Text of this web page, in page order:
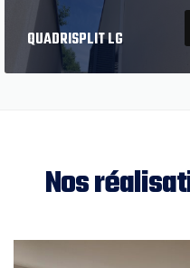
PREVIOUS
QUADRISPLIT LG
Nos